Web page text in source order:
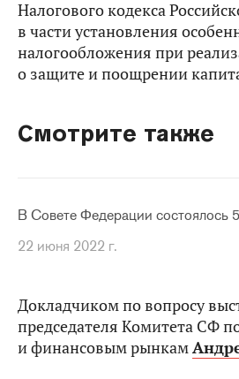
Налогового кодекса
в части установления
налогообложения при
о защите и поощрении
Смотрите также
В Совете Федерации состоялось
22 июня 2022 г.
Докладчиком по вопросу
председателя Комитета СФ
и финансовым рынкам